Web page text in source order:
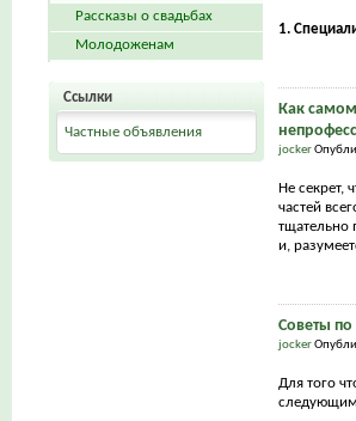
1.
Как
jocker
Не секрет,
частей
тщательно
и,
Советы по
jocker
Для того
Рассказы о свадьбах
Молодоженам
Ссылки
Частные объявления